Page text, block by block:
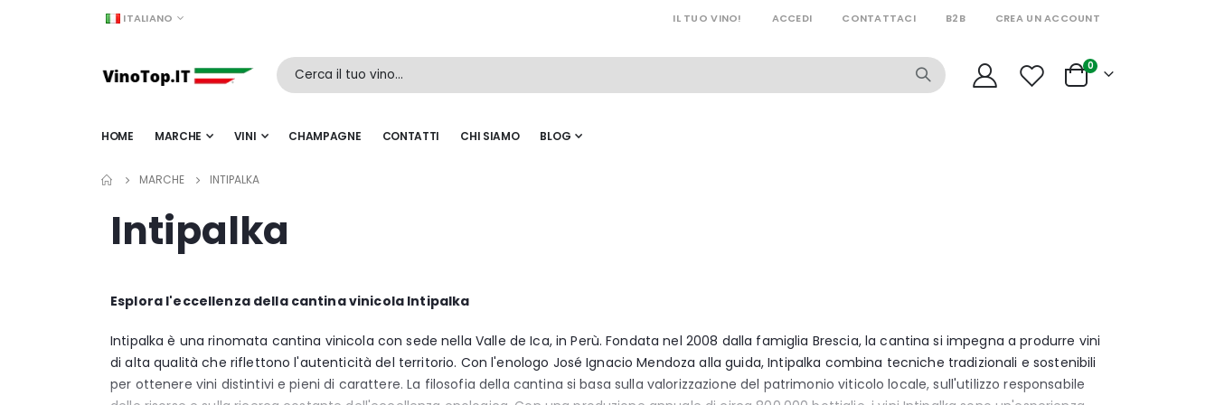
LINGUAITALIANO IL TUO VINO! ACCEDI CONTATTACI B2B CREA UN ACCOUNT
Cart
0articoli
HOME MARCHE VINI CHAMPAGNE CONTATTI CHI SIAMO BLOG
MARCHE INTIPALKA
Intipalka
Esplora l'eccellenza della cantina vinicola Intipalka
Intipalka è una rinomata cantina vinicola con sede nella Valle de Ica, in Perù. Fondata nel 2008 dalla famiglia Brescia, la cantina si impegna a produrre vini
di alta qualità che riflettono l'autenticità del territorio. Con l'enologo José Ignacio Mendoza alla guida, Intipalka combina tecniche tradizionali e sostenibili
per ottenere vini distintivi e pieni di carattere. La filosofia della cantina si basa sulla valorizzazione del patrimonio viticolo locale, sull'utilizzo responsabile